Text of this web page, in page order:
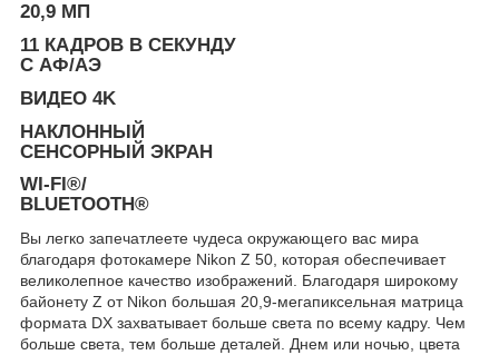
20,9 МП
11 КАДРОВ В СЕКУНДУ
С АФ/АЭ
ВИДЕО 4K
НАКЛОННЫЙ
СЕНСОРНЫЙ ЭКРАН
WI-FI®/
BLUETOOTH®
Вы легко запечатлеете чудеса окружающего вас мира
благодаря фотокамере Nikon Z 50, которая обеспечивает
великолепное качество изображений. Благодаря широкому
байонету Z от Nikon большая 20,9-мегапиксельная матрица
формата DX захватывает больше света по всему кадру. Чем
больше света, тем больше деталей. Днем или ночью, цвета